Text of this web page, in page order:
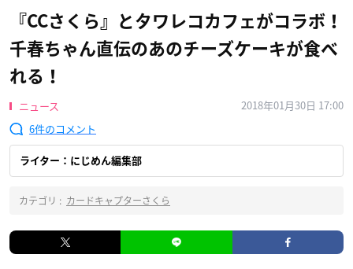
『CCさくら』とタワレコカフェがコラボ！
千春ちゃん直伝のあのチーズケーキが食べ
れる！
ニュース
2018年01月30日 17:00
6
ライター：にじめん編集部
カテゴリ : カードキャプターさくら